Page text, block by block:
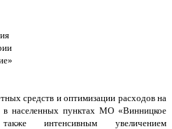
средств и оптимизации расходов на
в населенных пунктах МО «Винницкое
интенсивным увеличением